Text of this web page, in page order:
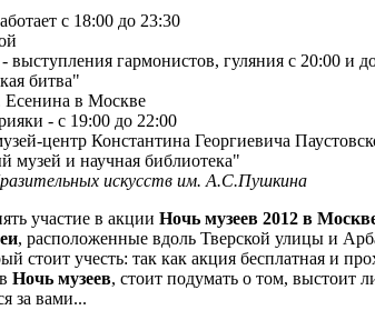
с 18:00 до 23:30
гармонистов, гуляния с 20:00 и
битва"
Есенина в Москве
- с 19:00 до 22:00
центр Константина Георгиевича
музей и научная библиотека"
искусств им. А.С.Пушкина
участие в акции Ночь музеев 2012 в
, расположенные вдоль Тверской улицы и
стоит учесть: так как акция бесплатная и
Ночь музеев, стоит подумать о том, выстоит
за вами...